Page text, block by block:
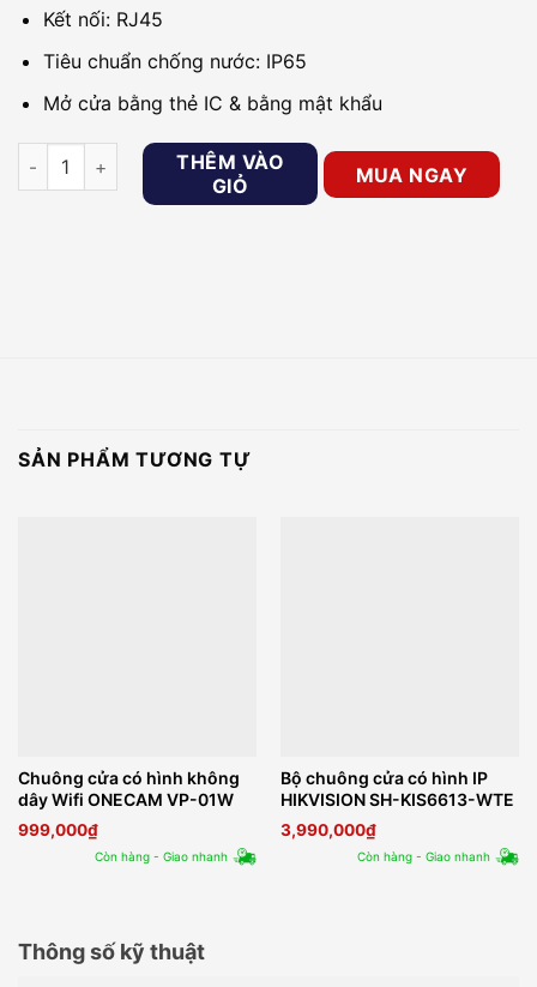
Kết nối: RJ45
Tiêu chuẩn chống nước: IP65
Mở cửa bằng thẻ IC & bằng mật khẩu
Nút nhấn chuông cửa thông minh GOMAN GM-ID342-D số
THÊM VÀO
GIỎ
MUA NGAY
SẢN PHẨM TƯƠNG TỰ
Chuông cửa có hình không
dây Wifi ONECAM VP-01W
999,000₫
Còn hàng - Giao nhanh
Bộ chuông cửa có hình IP
HIKVISION SH-KIS6613-WTE
3,990,000₫
Còn hàng - Giao nhanh
Thông số kỹ thuật